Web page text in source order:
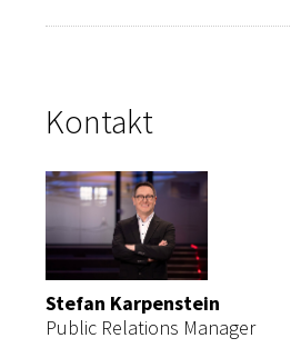
Kontakt
Stefan Karpenstein
Public Relations Manager